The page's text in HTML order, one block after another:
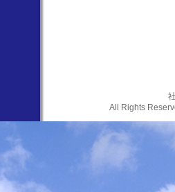
All Rights